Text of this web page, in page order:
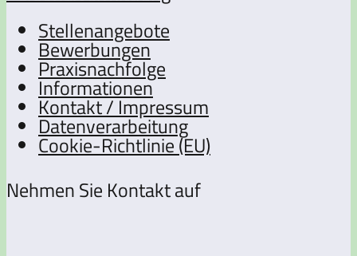
Stellenangebote
Bewerbungen
Praxisnachfolge
Informationen
Kontakt / Impressum
Datenverarbeitung
Cookie-Richtlinie (EU)
Nehmen Sie Kontakt auf